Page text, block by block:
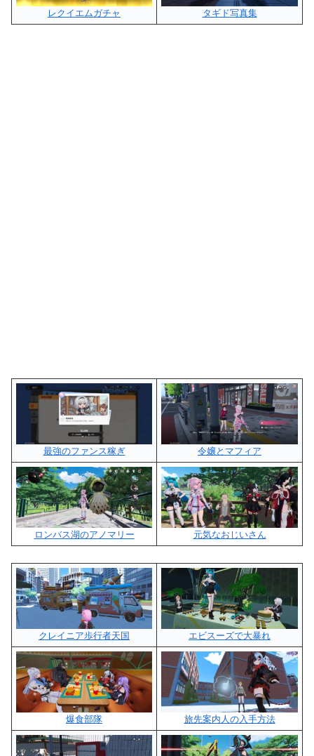
レクイエムガチャ タギド写真集
最強のファンス稼ぎ 令嬢とマフィア
ロンバス湖のアノマリー 元気なおじいさん
クレイニア歩行者天国 エビスーズで大暴れ
爆食部隊 旅先案内人の入手方法